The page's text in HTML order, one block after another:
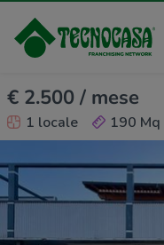
€ 2.500 / mese
1 locale 190 Mq